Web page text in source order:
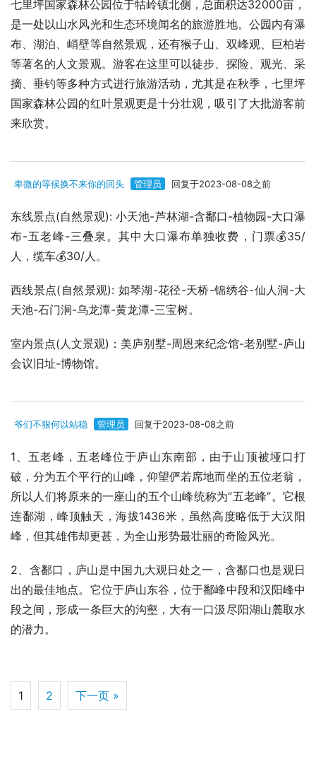
七里坪国家森林公园位于牯岭镇北侧，总面积达32000亩，
是一处以山水风光和生态环境闻名的旅游胜地。公园内有瀑
布、湖泊、峭壁等自然景观，还有猴子山、双峰观、巨柏岩
等著名的人文景观。游客在这里可以徒步、探险、观光、采
摘、垂钓等多种方式进行旅游活动，尤其是在秋季，七里坪
国家森林公园的红叶景观更是十分壮观，吸引了大批游客前
来欣赏。
卑微的等候换不来你的回头 管理员 回复于2023-08-08之前
东线景点(自然景观): 小天池-芦林湖-含鄱口-植物园-大口瀑
布-五老峰-三叠泉。其中大口瀑布单独收费，门票💰35/
人，缆车💰30/人。
西线景点(自然景观): 如琴湖-花径-天桥-锦绣谷-仙人洞-大
天池-石门涧-乌龙潭-黄龙潭-三宝树。
室内景点(人文景观)：美庐别墅-周恩来纪念馆-老别墅-庐山
会议旧址-博物馆。
爷们不狠何以站稳 管理员 回复于2023-08-08之前
1、五老峰，五老峰位于庐山东南部，由于山顶被垭口打
破，分为五个平行的山峰，仰望俨若席地而坐的五位老翁，
所以人们将原来的一座山的五个山峰统称为“五老峰”。它根
连鄱湖，峰顶触天，海拔1436米，虽然高度略低于大汉阳
峰，但其雄伟却更甚，为全山形势最壮丽的奇险风光。
2、含鄱口，庐山是中国九大观日处之一，含鄱口也是观日
出的最佳地点。它位于庐山东谷，位于鄱峰中段和汉阳峰中
段之间，形成一条巨大的沟壑，大有一口汲尽阳湖山麓取水
的潜力。
1 2 下一页 »